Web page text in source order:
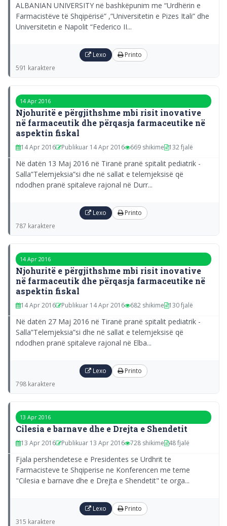
ALBANIAN UNIVERSITY në bashkëpunim me “Urdhërin e
Farmacistëve të Shqipërisë” ,”Universitetin e Pizes Itali” dhe
Universitetin e Napolit “Federico II...
Lexo Printo
591 karaktere
14 Apr 2016
Njohuritë e përgjithshme mbi risit inovative
në farmaceutik dhe përqasja farmaceutike në
aspektin fiskal
14 Apr 2016 Publikuar 14 Apr 2016 669 shikime 132 fjalë
Në datën 13 Maj 2016 në Tiranë pranë spitalit pediatrik -
Salla”Telemjeksia”si dhe në sallat e telemjeksisë që
ndodhen pranë spitaleve rajonal në Durr...
Lexo Printo
787 karaktere
14 Apr 2016
Njohuritë e përgjithshme mbi risit inovative
në farmaceutik dhe përqasja farmaceutike në
aspektin fiskal
14 Apr 2016 Publikuar 14 Apr 2016 682 shikime 130 fjalë
Në datën 27 Maj 2016 në Tiranë pranë spitalit pediatrik -
Salla”Telemjeksia”si dhe në sallat e telemjeksisë që
ndodhen pranë spitaleve rajonal në Elba...
Lexo Printo
798 karaktere
13 Apr 2016
Cilesia e barnave dhe e Drejta e Shendetit
13 Apr 2016 Publikuar 13 Apr 2016 728 shikime 48 fjalë
Fjala pershendetese e Presidentes se Urdhrit te
Farmacisteve te Shqiperise ne Konferencen me teme
"Cilesia e barnave dhe e Drejta e Shendetit" te orga...
Lexo Printo
315 karaktere